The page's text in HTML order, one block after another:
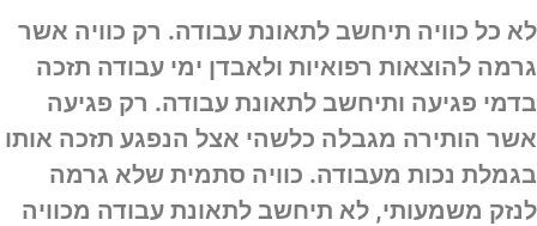
לא כל כוויה תיחשב לתאונת עבודה. רק כוויה אשר
גרמה להוצאות רפואיות ולאבדן ימי עבודה תזכה
בדמי פגיעה ותיחשב לתאונת עבודה. רק פגיעה
אשר הותירה מגבלה כלשהי אצל הנפגע תזכה אותו
בגמלת נכות מעבודה. כוויה סתמית שלא גרמה
לנזק משמעותי, לא תיחשב לתאונת עבודה מכוויה